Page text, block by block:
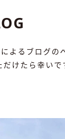
よるブログの
けたら幸いで